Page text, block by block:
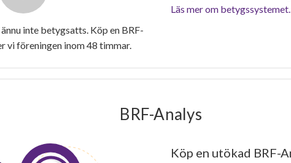
inte betygsatts. Köp en BRF-
vi föreningen inom 48 timmar.
Läs mer om betygssystemet.
BRF-Analys
Köp en utökad BRF-